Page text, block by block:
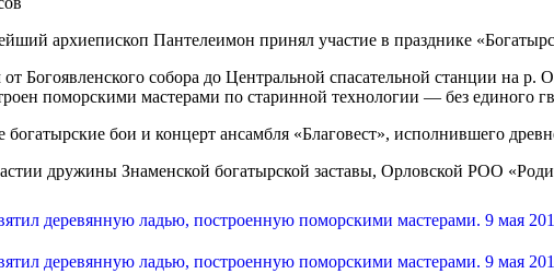
архиепископ Пантелеимон принял участие в празднике
Богоявленского собора до Центральной спасательной станции на
поморскими мастерами по старинной технологии — без единого
богатырские бои и концерт ансамбля «Благовест», исполнившего
дружины Знаменской богатырской заставы, Орловской РОО